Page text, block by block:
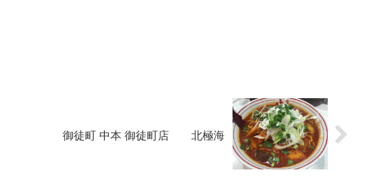
御徒町 中本 御徒町店 北極海